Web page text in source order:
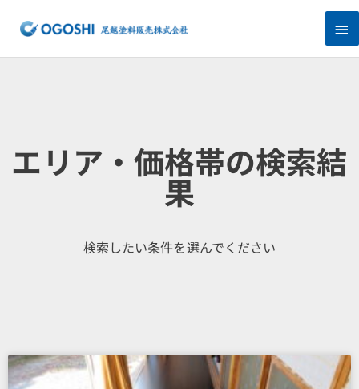
ス
メ
イ
ニ
ュ
エリア・価格帯の検索結
果
検索したい条件を選んでください
PagePage PagePage